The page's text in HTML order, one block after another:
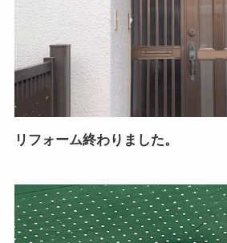
リフォーム終わりました。